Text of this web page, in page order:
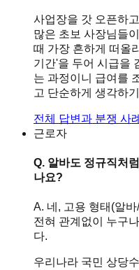
사업장을 갓 오픈하
많은 초보 사장님들
때 가장 흔하게 떠올
기간'을 두어 시급을
는 과정이니 급여를
고 단순하게 생각하
전체 답변과 분쟁 사
근로자
Q. 알바도 정규직처
나요?
A. 네, 고용 형태(알
전혀 관계없이 누구
다.
우리나라 국민 상당